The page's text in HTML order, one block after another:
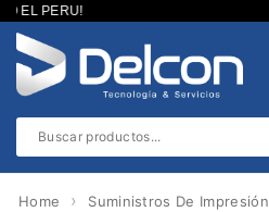
EL PERU!
Home › Suministros De Impresión